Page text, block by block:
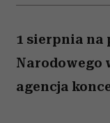
1 sierpnia na
Narodowego
agencja